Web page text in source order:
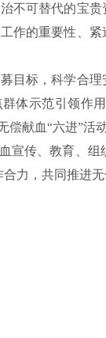
不可替代的宝
作的重要性、
目标，科学合
体示范引领作
偿献血“六进”活动
宣传、教育、
力， 共同推进